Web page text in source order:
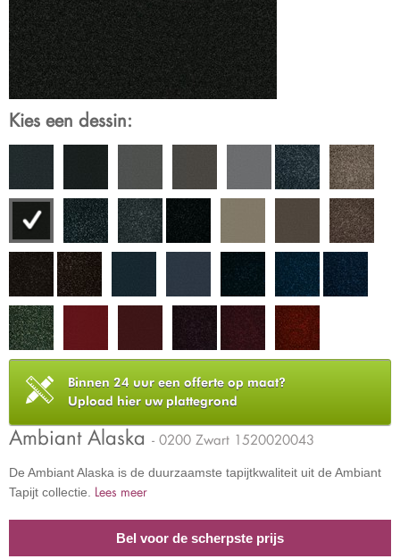
Kies een dessin:
Binnen 24 uur een offerte op maat?
Upload hier uw plattegrond
Ambiant Alaska - 0200 Zwart 1520020043
De Ambiant Alaska is de duurzaamste tapijtkwaliteit uit de Ambiant
Tapijt collectie. Lees meer
Bel voor de scherpste prijs